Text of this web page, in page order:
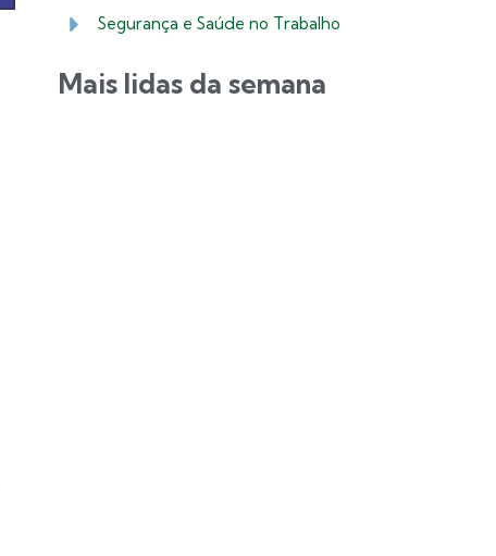
Segurança e Saúde no Trabalho
Mais lidas da semana